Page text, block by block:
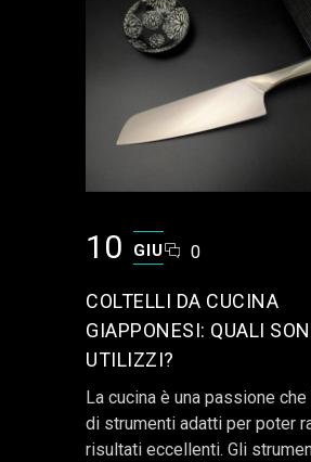
10 GIU 0
COLTELLI DA CUCINA
GIAPPONESI: QUALI
UTILIZZI?
La cucina è una passione
di strumenti adatti per poter
risultati eccellenti. Gli